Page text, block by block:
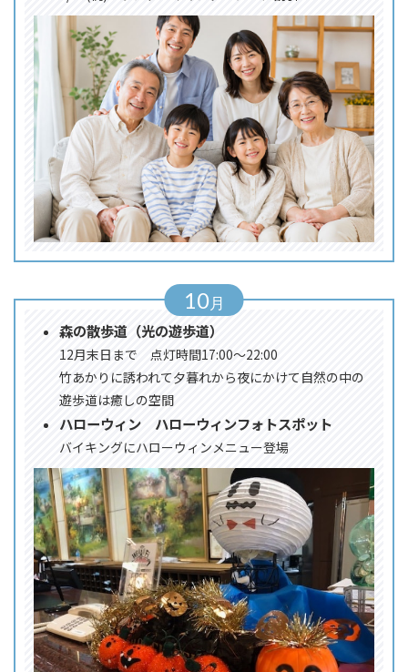
10
森の散歩道（光の遊歩道）
12月末日まで 点灯時間17:00～22:00
竹あかりに誘われて夕暮れから夜にかけて自然の中の
遊歩道は癒しの空間
ハローウィン ハローウィンフォトスポット
バイキングにハローウィンメニュー登場